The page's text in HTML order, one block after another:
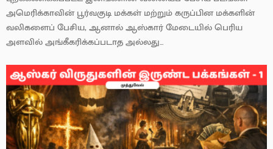
அமெரிக்காவின் பூர்வகுடி மக்கள் மற்றும் கருப்பின மக்களின்
வலிகளைப் பேசிய, ஆனால் ஆஸ்கார் மேடையில் பெரிய
அளவில் அங்கீகரிக்கப்படாத அல்லது...